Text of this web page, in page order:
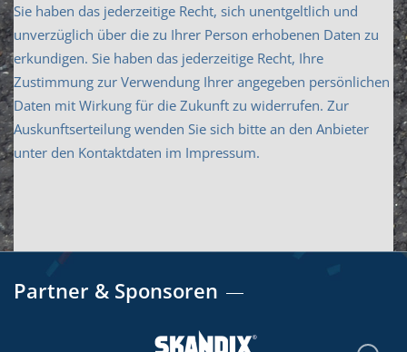
Sie haben das jederzeitige Recht, sich unentgeltlich und
unverzüglich über die zu Ihrer Person erhobenen Daten zu
erkundigen. Sie haben das jederzeitige Recht, Ihre
Zustimmung zur Verwendung Ihrer angegeben persönlichen
Daten mit Wirkung für die Zukunft zu widerrufen. Zur
Auskunftserteilung wenden Sie sich bitte an den Anbieter
unter den Kontaktdaten im Impressum.
Partner & Sponsoren